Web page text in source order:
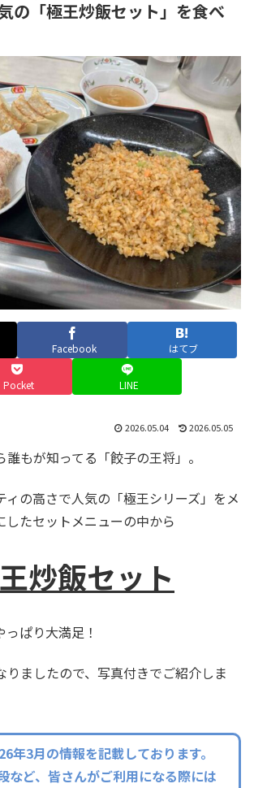
の「極王炒飯セット」を食べ
Facebook はてブ
Pocket LINE
2026.05.04 2026.05.05
もが知ってる「餃子の王将」。
ィの高さで人気の「極王シリーズ」をメ
したセットメニューの中から
炒飯セット
ぱり大満足！
りましたので、写真付きでご紹介しま
年3月の情報を記載しております。
など、皆さんがご利用になる際には